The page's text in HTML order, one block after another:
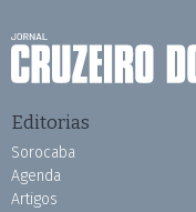
Editorias
Sorocaba
Agenda
Artigos